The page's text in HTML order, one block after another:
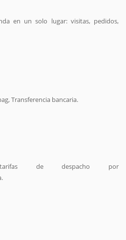
en un solo lugar: visitas, pedidos,
Transferencia bancaria.
de despacho por